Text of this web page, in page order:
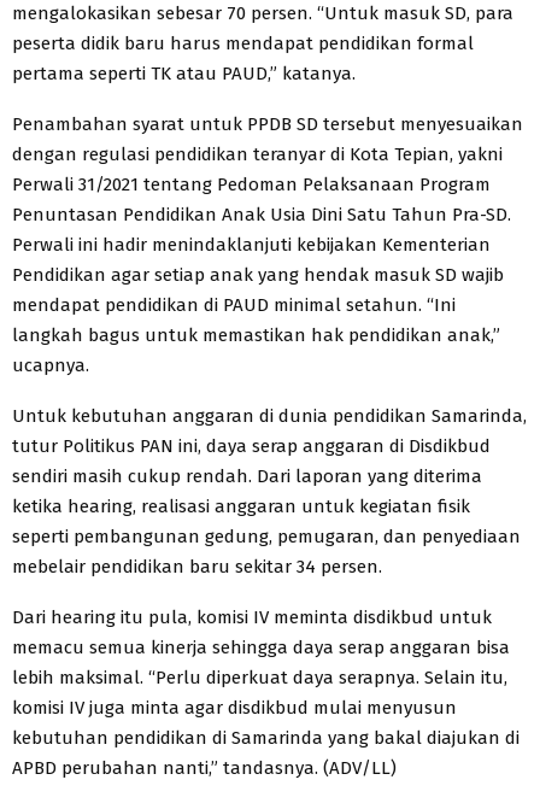
mengalokasikan sebesar 70 persen. “Untuk masuk SD, para
peserta didik baru harus mendapat pendidikan formal
pertama seperti TK atau PAUD,” katanya.
Penambahan syarat untuk PPDB SD tersebut menyesuaikan
dengan regulasi pendidikan teranyar di Kota Tepian, yakni
Perwali 31/2021 tentang Pedoman Pelaksanaan Program
Penuntasan Pendidikan Anak Usia Dini Satu Tahun Pra-SD.
Perwali ini hadir menindaklanjuti kebijakan Kementerian
Pendidikan agar setiap anak yang hendak masuk SD wajib
mendapat pendidikan di PAUD minimal setahun. “Ini
langkah bagus untuk memastikan hak pendidikan anak,”
ucapnya.
Untuk kebutuhan anggaran di dunia pendidikan Samarinda,
tutur Politikus PAN ini, daya serap anggaran di Disdikbud
sendiri masih cukup rendah. Dari laporan yang diterima
ketika hearing, realisasi anggaran untuk kegiatan fisik
seperti pembangunan gedung, pemugaran, dan penyediaan
mebelair pendidikan baru sekitar 34 persen.
Dari hearing itu pula, komisi IV meminta disdikbud untuk
memacu semua kinerja sehingga daya serap anggaran bisa
lebih maksimal. “Perlu diperkuat daya serapnya. Selain itu,
komisi IV juga minta agar disdikbud mulai menyusun
kebutuhan pendidikan di Samarinda yang bakal diajukan di
APBD perubahan nanti,” tandasnya. (ADV/LL)